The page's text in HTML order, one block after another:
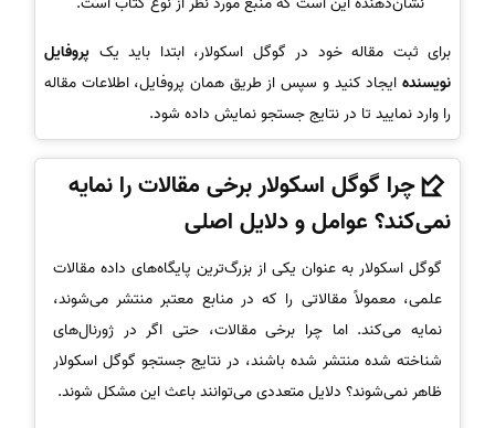
برای ثبت مقاله خود در گوگل اسکولار، ابتدا باید یک پروفایل
نویسنده ایجاد کنید و سپس از طریق همان پروفایل، اطلاعات مقاله
را وارد نمایید تا در نتایج جستجو نمایش داده شود.
چرا گوگل اسکولار برخی مقالات را نمایه
نمی‌کند؟ عوامل و دلایل اصلی
گوگل اسکولار به عنوان یکی از بزرگ‌ترین پایگاه‌های داده مقالات
علمی، معمولاً مقالاتی را که در منابع معتبر منتشر می‌شوند،
نمایه می‌کند. اما چرا برخی مقالات، حتی اگر در ژورنال‌های
شناخته شده منتشر شده باشند، در نتایج جستجو گوگل اسکولار
ظاهر نمی‌شوند؟ دلایل متعددی می‌توانند باعث این مشکل شوند.